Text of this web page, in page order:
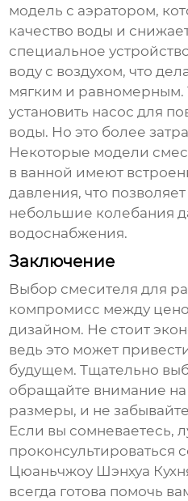
модель с аэратором,
качество воды и
специальное
воду с воздухом, что
мягким и
установить насос для
воды. Но это более
Некоторые модели
в ванной имеют
давления, что
небольшие колебания
водоснабжения.
Заключение
Выбор смесителя для
компромисс между
дизайном. Не стоит
ведь это может
будущем. Тщательно
обращайте внимание
размеры, и не
Если вы сомневаетесь,
проконсультироваться
Цюаньчжоу Шэнхуа
всегда готова помочь